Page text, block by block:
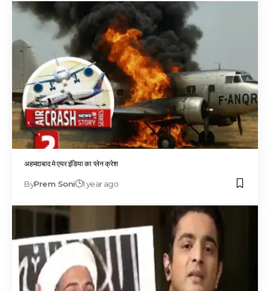
अहमदाबाद मे एयर इंडिया का प्लेन क्रेश
ByPrem Soni 1 year ago